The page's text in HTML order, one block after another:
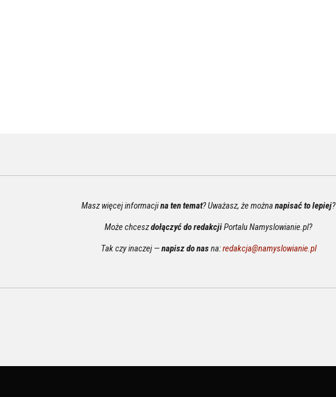
Masz więcej informacjina ten temat? Uważasz, że możnanapisać to lepiej?
Może chceszdołączyć do redakcjiPortalu Namyslowianie.pl?
Tak czy inaczej —napisz do nasna:redakcja@namyslowianie.pl